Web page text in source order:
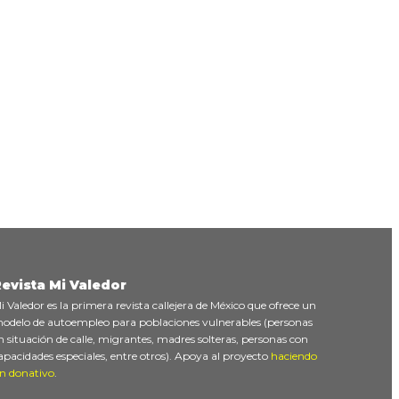
Mi Valedor
Valedor es la primera revista callejera de México que ofrece un
de autoempleo para poblaciones vulnerables (personas
situación de calle, migrantes, madres solteras, personas con
especiales, entre otros). Apoya al proyecto haciendo
donativo